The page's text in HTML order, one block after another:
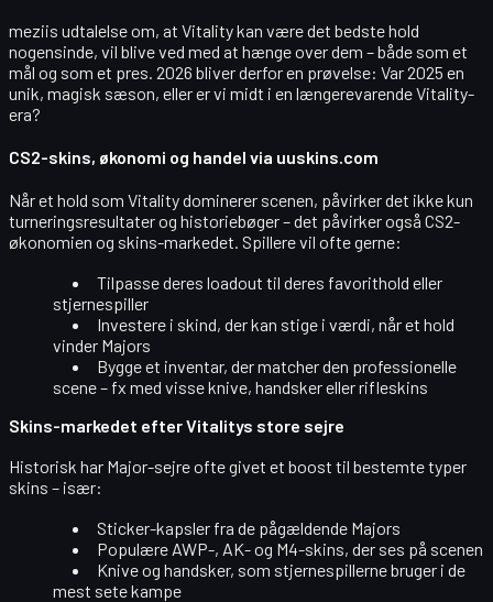
meziis udtalelse om, at Vitality kan være det bedste hold
nogensinde, vil blive ved med at hænge over dem – både som et
mål og som et pres. 2026 bliver derfor en prøvelse: Var 2025 en
unik, magisk sæson, eller er vi midt i en længerevarendeVitality-
era?
CS2-skins, økonomi og handel via uuskins.com
Når et hold som Vitality dominerer scenen, påvirker det ikke kun
turneringsresultater og historiebøger – det påvirker også CS2-
økonomien og skins-markedet. Spillere vil ofte gerne:
Tilpasse deres loadout til deres favorithold eller
stjernespiller
Investere i skind, der kan stige i værdi, når et hold
vinder Majors
Bygge et inventar, der matcher den professionelle
scene– fx med visse knive, handsker eller rifleskins
Skins-markedet efter Vitalitys store sejre
Historisk har Major-sejre ofte givet et boost til bestemte typer
skins – især:
Sticker-kapsler fra de pågældende Majors
Populære AWP-, AK- og M4-skins, der ses på scenen
Knive og handsker, som stjernespillerne bruger i de
mest sete kampe